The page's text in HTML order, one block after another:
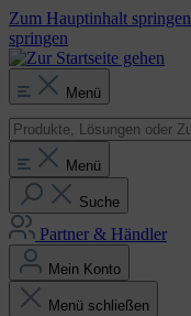
Zum Hauptinhalt springen
springen
Menü
Menü
Suche
Partner & Händler
Mein Konto
Menü schließen